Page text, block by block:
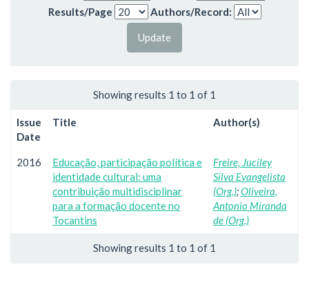
Results/Page
Authors/Record:
Showing results 1 to 1 of 1
Issue
Date
Title Author(s)
2016
Educação, participação política e
identidade cultural: uma
contribuição multidisciplinar
para a formação docente no
Tocantins
Freire, Juciley
Silva Evangelista
(Org.);Oliveira,
Antonio Miranda
de (Org.)
Showing results 1 to 1 of 1